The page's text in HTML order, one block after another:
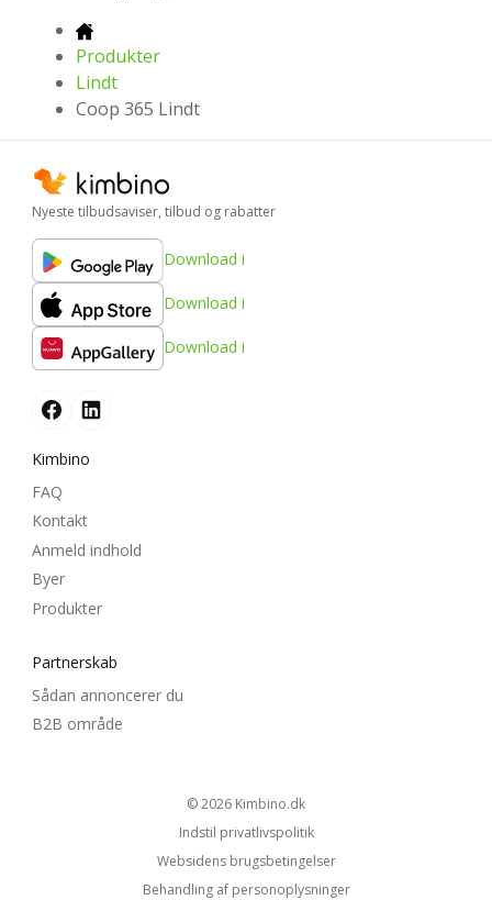
Produkter
Lindt
Coop 365 Lindt
Nyeste tilbudsaviser, tilbud og rabatter
Download i
Download i
Download i
Kimbino
FAQ
Kontakt
Anmeld indhold
Byer
Produkter
Partnerskab
Sådan annoncerer du
B2B område
© 2026
kimbino.dk
Indstil privatlivspolitik
Websidens brugsbetingelser
Behandling af personoplysninger